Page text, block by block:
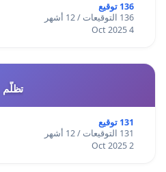
136 توقيع
136 التوقيعات / 12 أشهر
4 Oct 2025
تظلّم
131 توقيع
131 التوقيعات / 12 أشهر
2 Oct 2025